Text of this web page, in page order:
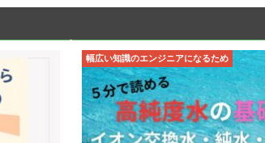
幅広い知識のエンジニアになるため